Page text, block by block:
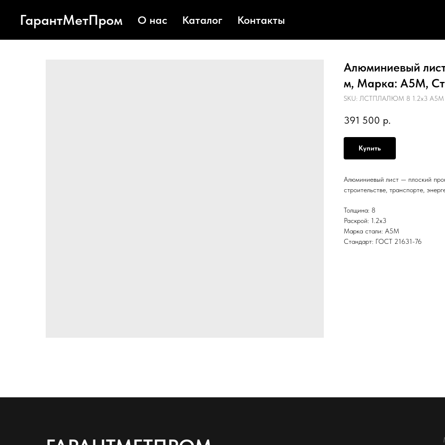
ГарантМетПром О нас Каталог Контакты
Алюминиевый
м, Марка: А5М,
SKU: ЛСТПЛАЛЮМ 8 1.2х3 А5М
391 500 р.
Купить
Алюминиевый лист — плоский
строительстве, транспорте,
Толщина: 8
Раскрой: 1.2х3
Марка стали: А5М
Стандарт: ГОСТ 21631-76